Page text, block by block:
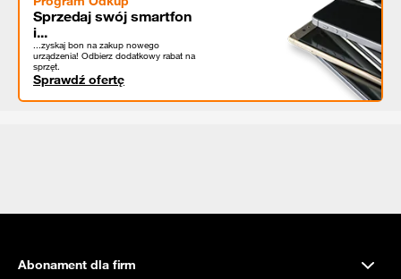
Sprzedaj swój smartfon
i...
...zyskaj bon na zakup nowego
urządzenia! Odbierz dodatkowy rabat na
sprzęt.
Sprawdź ofertę
Abonament dla firm